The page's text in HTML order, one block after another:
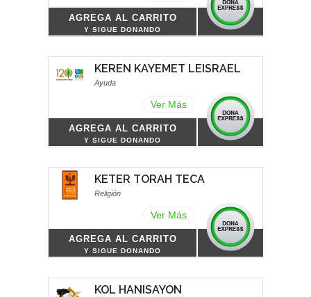
AGREGA AL CARRITO
Y SIGUE DONANDO
KEREN KAYEMET LEISRAEL
Ayuda
Ver Más
AGREGA AL CARRITO
Y SIGUE DONANDO
KETER TORAH TECA
Religión
Ver Más
AGREGA AL CARRITO
Y SIGUE DONANDO
KOL HANISAYON